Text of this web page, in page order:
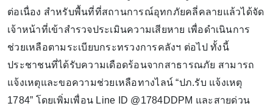
ต่อเนื่อง สำหรับพื้นที่ที่สถานการณ์อุทกภัยคลี่คลายแล้วได้จัด
เจ้าหน้าที่เข้าสำรวจประเมินความเสียหาย เพื่อดำเนินการ
ช่วยเหลือตามระเบียบกระทรวงการคลังฯ ต่อไป ทั้งนี้
ประชาชนที่ได้รับความเดือดร้อนจากสาธารณภัย สามารถ
แจ้งเหตุและขอความช่วยเหลือทางไลน์ “ปภ.รับ แจ้งเหตุ
1784” โดยเพิ่มเพื่อน Line ID @1784DDPM และสายด่วน